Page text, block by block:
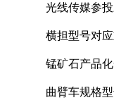
光线传媒参
横担型号对
锰矿石产品
曲臂车规格